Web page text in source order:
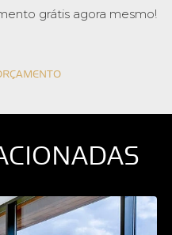
grátis agora mesmo!